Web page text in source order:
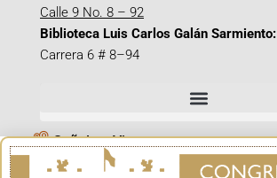
Calle 9 No. 8 – 92
Biblioteca Luis Carlos Galán Sarmiento:
Carrera 6 # 8–94
Señal en Vivo
Facebook_@CamaraColombia